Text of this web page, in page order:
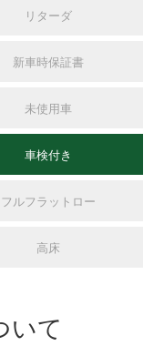
リターダ
新車時保証書
未使用車
車検付き
フルフラットロー
高床
いて